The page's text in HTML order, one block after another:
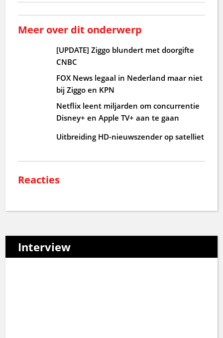
Meer over dit onderwerp
[UPDATE] Ziggo blundert met doorgifte
CNBC
FOX News legaal in Nederland maar niet
bij Ziggo en KPN
Netflix leent miljarden om concurrentie
Disney+ en Apple TV+ aan te gaan
Uitbreiding HD-nieuwszender op satelliet
Reacties
Interview